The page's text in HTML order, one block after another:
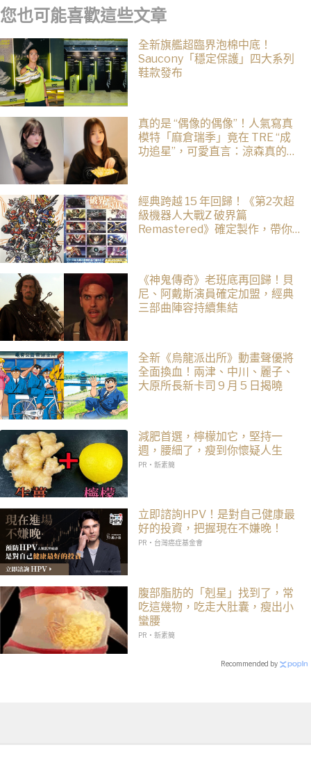
您也可能喜歡這些文章
全新旗艦超臨界泡棉中底！
Saucony「穩定保護」四大系列
鞋款發布
真的是 “偶像的偶像”！人氣寫真
模特「麻倉瑞季」竟在 TRE “成
功追星”，可愛直言：涼森真的太
經典跨越 15 年回歸！《第2次超
級機器人大戰Z 破界篇
Remastered》確定製作，帶你
《神鬼傳奇》老班底再回歸！貝
尼、阿戴斯演員確定加盟，經典
三部曲陣容持續集結
全新《烏龍派出所》動畫聲優將
全面換血！兩津、中川、麗子、
大原所長新卡司 9 月 5 日揭曉
減肥首選，檸檬加它，堅持一
週，腰細了，瘦到你懷疑人生
PR・新素簡
立即諮詢HPV！是對自己健康最
好的投資，把握現在不嫌晚！
PR・台灣癌症基金會
腹部脂肪的「剋星」找到了，常
吃這幾物，吃走大肚囊，瘦出小
蠻腰
PR・新素簡
Recommended by